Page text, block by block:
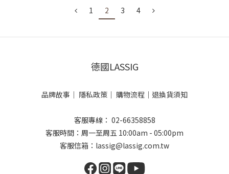
1 2 3 4
德國LASSIG
品牌故事 ｜ 隱私政策 ｜ 購物流程 ｜ 退換貨須知
客服專線： 02-66358858
客服時間：周一至周五 10:00am - 05:00pm
客服信箱：lassig@lassig.com.tw